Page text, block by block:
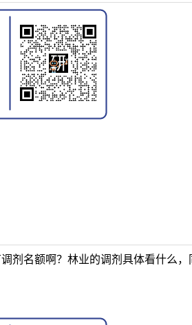
剂名额啊？林业的调剂具体看什么，